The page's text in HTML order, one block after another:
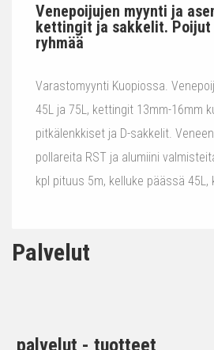
Venepoijujen myynti ja
kettingit ja sakkelit. Poijut
ryhmää
Varastomyynti Kuopiossa.
45L ja 75L, kettingit 13mm-16mm
pitkälenkkiset ja D-sakkelit.
pollareita RST ja alumiini
kpl pituus 5m, kelluke päässä 45L,
Palvelut
palvelut - tuotteet